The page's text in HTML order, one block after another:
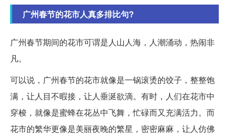
广州春节的花市人真多排比句?
广州春节期间的花市可谓是人山人海，人潮涌动，热闹非
凡。
可以说，广州春节的花市就像是一锅滚烫的饺子，整整饱
满，让人目不暇接，让人垂涎欲滴。有时，人们在花市中
穿梭，就像是蜜蜂在花丛中飞舞，忙碌而又充满活力。而
花市的繁华更像是美丽夜晚的繁星，密密麻麻，让人仿佛